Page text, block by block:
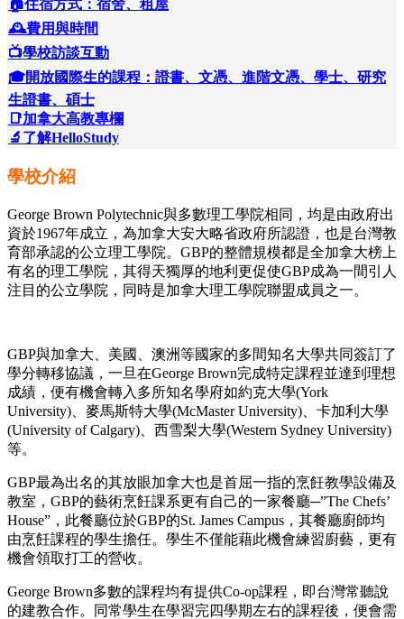
🏠住宿方式：宿舍、租屋
🕰️費用與時間
📺學校訪談互動
🎓開放國際生的課程：證書、文憑、進階文憑、學士、研究
生證書、碩士
📑加拿大高教專欄
🔬了解HelloStudy
學校介紹
George Brown Polytechnic與多數理工學院相同，均是由政府出
資於1967年成立，為加拿大安大略省政府所認證，也是台灣教
育部承認的公立理工學院。GBP的整體規模都是全加拿大榜上
有名的理工學院，其得天獨厚的地利更促使GBP成為一間引人
注目的公立學院，同時是加拿大理工學院聯盟成員之一。
GBP與加拿大、美國、澳洲等國家的多間知名大學共同簽訂了
學分轉移協議，一旦在George Brown完成特定課程並達到理想
成績，便有機會轉入多所知名學府如約克大學(York
University)、麥馬斯特大學(McMaster University)、卡加利大學
(University of Calgary)、西雪梨大學(Western Sydney University)
等。
GBP最為出名的其放眼加拿大也是首屈一指的烹飪教學設備及
教室，GBP的藝術烹飪課系更有自己的一家餐廳─”The Chefs’
House”，此餐廳位於GBP的St. James Campus，其餐廳廚師均
由烹飪課程的學生擔任。學生不僅能藉此機會練習廚藝，更有
機會領取打工的營收。
George Brown多數的課程均有提供Co-op課程，即台灣常聽說
的建教合作。同常學生在學習完四學期左右的課程後，便會需